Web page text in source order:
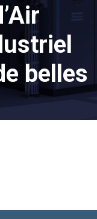
belles